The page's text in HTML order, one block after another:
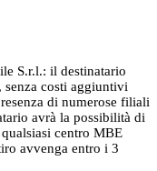
S.r.l.: il destinatario
costi aggiuntivi
di numerose filiali
avrà la possibilità di
centro MBE
avvenga entro i 3